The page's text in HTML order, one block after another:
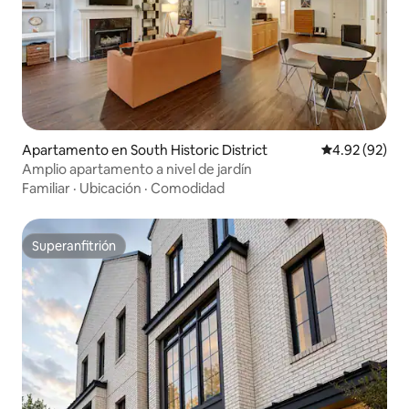
Apartamento en South Historic District Calificación
4.92 (92)
Amplio apartamento a nivel de jardín
Familiar · Ubicación · Comodidad
Superanfitrión
Superanfitrión